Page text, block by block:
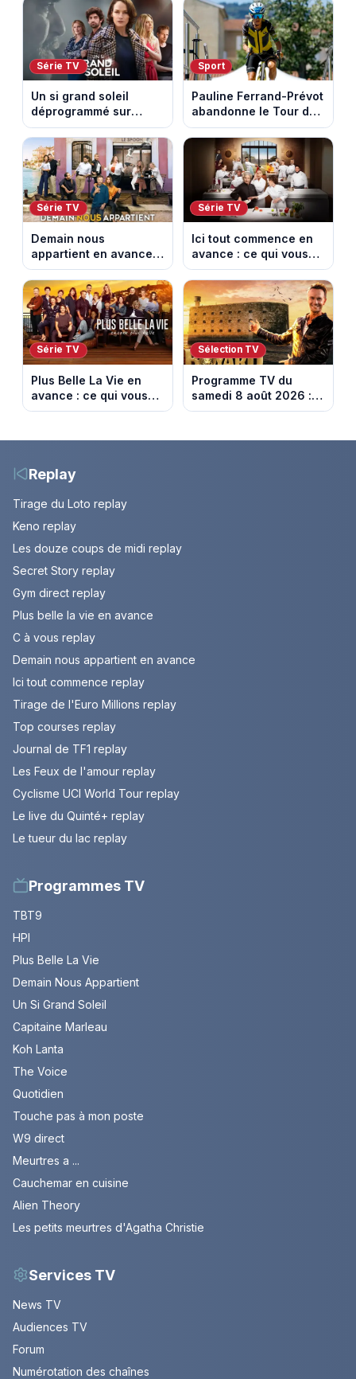
les archéologues
Série TV
Un si grand soleil
déprogrammé sur
France 3 : cinq
épisodes inédits
diffusés le 13 août
Sport
Pauline Ferrand-Prévot
abandonne le Tour de
France Femmes avant
la 8e étape
Série TV
Demain nous
appartient en avance :
ce qui vous attend la
semaine du 10 au 14
août 2026 (spoiler)
Série TV
Ici tout commence en
avance : ce qui vous
attend la semaine du
10 au 14 août 2026
(spoiler)
Série TV
Plus Belle La Vie en
avance : ce qui vous
attend la semaine du
(spoiler)
Sélection TV
Programme TV du
samedi 8 août 2026 :
notre sélection pour
Replay
Tirage du Loto replay
Keno replay
Les douze coups de midi replay
Secret Story replay
Gym direct replay
Plus belle la vie en avance
C à vous replay
Demain nous appartient en avance
Ici tout commence replay
Tirage de l'Euro Millions replay
Top courses replay
Journal de TF1 replay
Les Feux de l'amour replay
Cyclisme UCI World Tour replay
Le live du Quinté+ replay
Le tueur du lac replay
Programmes TV
TBT9
HPI
Plus Belle La Vie
Demain Nous Appartient
Un Si Grand Soleil
Capitaine Marleau
Koh Lanta
The Voice
Quotidien
Touche pas à mon poste
W9 direct
Meurtres a ...
Cauchemar en cuisine
Alien Theory
Les petits meurtres d'Agatha Christie
Services TV
News TV
Audiences TV
Forum
Numérotation des chaînes